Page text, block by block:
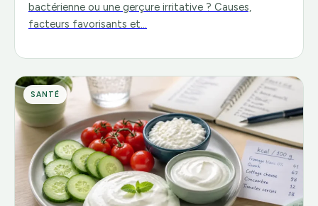
bactérienne ou une gerçure irritative ? Causes,
facteurs favorisants et…
SANTÉ